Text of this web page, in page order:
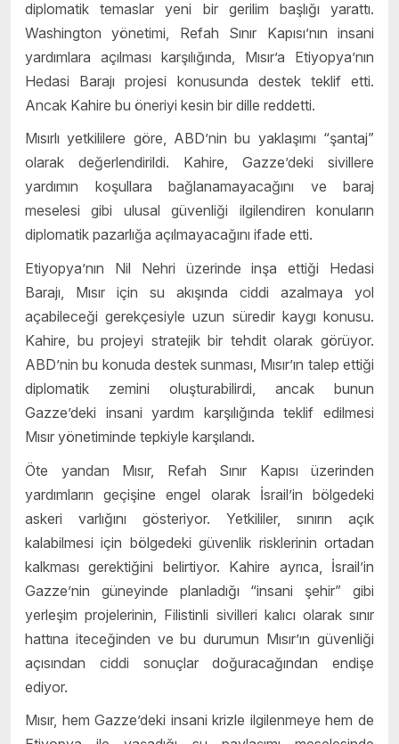
diplomatik temaslar yeni bir gerilim başlığı yarattı.
Washington yönetimi, Refah Sınır Kapısı’nın insani
yardımlara açılması karşılığında, Mısır’a Etiyopya’nın
Hedasi Barajı projesi konusunda destek teklif etti.
Ancak Kahire bu öneriyi kesin bir dille reddetti.
Mısırlı yetkililere göre, ABD’nin bu yaklaşımı “şantaj”
olarak değerlendirildi. Kahire, Gazze’deki sivillere
yardımın koşullara bağlanamayacağını ve baraj
meselesi gibi ulusal güvenliği ilgilendiren konuların
diplomatik pazarlığa açılmayacağını ifade etti.
Etiyopya’nın Nil Nehri üzerinde inşa ettiği Hedasi
Barajı, Mısır için su akışında ciddi azalmaya yol
açabileceği gerekçesiyle uzun süredir kaygı konusu.
Kahire, bu projeyi stratejik bir tehdit olarak görüyor.
ABD’nin bu konuda destek sunması, Mısır’ın talep ettiği
diplomatik zemini oluşturabilirdi, ancak bunun
Gazze’deki insani yardım karşılığında teklif edilmesi
Mısır yönetiminde tepkiyle karşılandı.
Öte yandan Mısır, Refah Sınır Kapısı üzerinden
yardımların geçişine engel olarak İsrail’in bölgedeki
askeri varlığını gösteriyor. Yetkililer, sınırın açık
kalabilmesi için bölgedeki güvenlik risklerinin ortadan
kalkması gerektiğini belirtiyor. Kahire ayrıca, İsrail’in
Gazze’nin güneyinde planladığı “insani şehir” gibi
yerleşim projelerinin, Filistinli sivilleri kalıcı olarak sınır
hattına iteceğinden ve bu durumun Mısır’ın güvenliği
açısından ciddi sonuçlar doğuracağından endişe
ediyor.
Mısır, hem Gazze’deki insani krizle ilgilenmeye hem de